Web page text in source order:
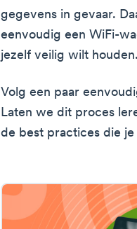
gegevens in gevaar.
eenvoudig een WiFi-
jezelf veilig wilt
Volg een paar
Laten we dit proces
de best practices die